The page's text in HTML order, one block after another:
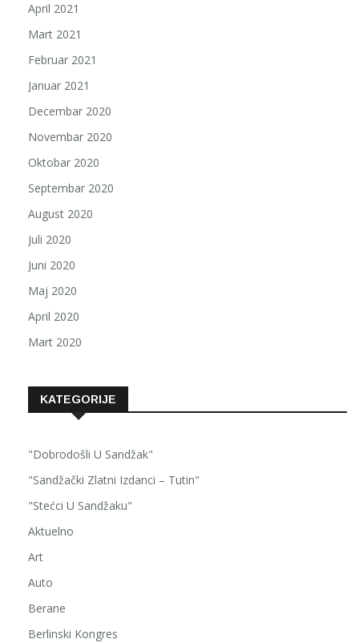
April 2021
Mart 2021
Februar 2021
Januar 2021
Decembar 2020
Novembar 2020
Oktobar 2020
Septembar 2020
August 2020
Juli 2020
Juni 2020
Maj 2020
April 2020
Mart 2020
KATEGORIJE
"Dobrodošli U Sandžak"
"Sandžački Zlatni Izdanci – Tutin"
"Stećci U Sandžaku"
Aktuelno
Art
Auto
Berane
Berlinski Kongres